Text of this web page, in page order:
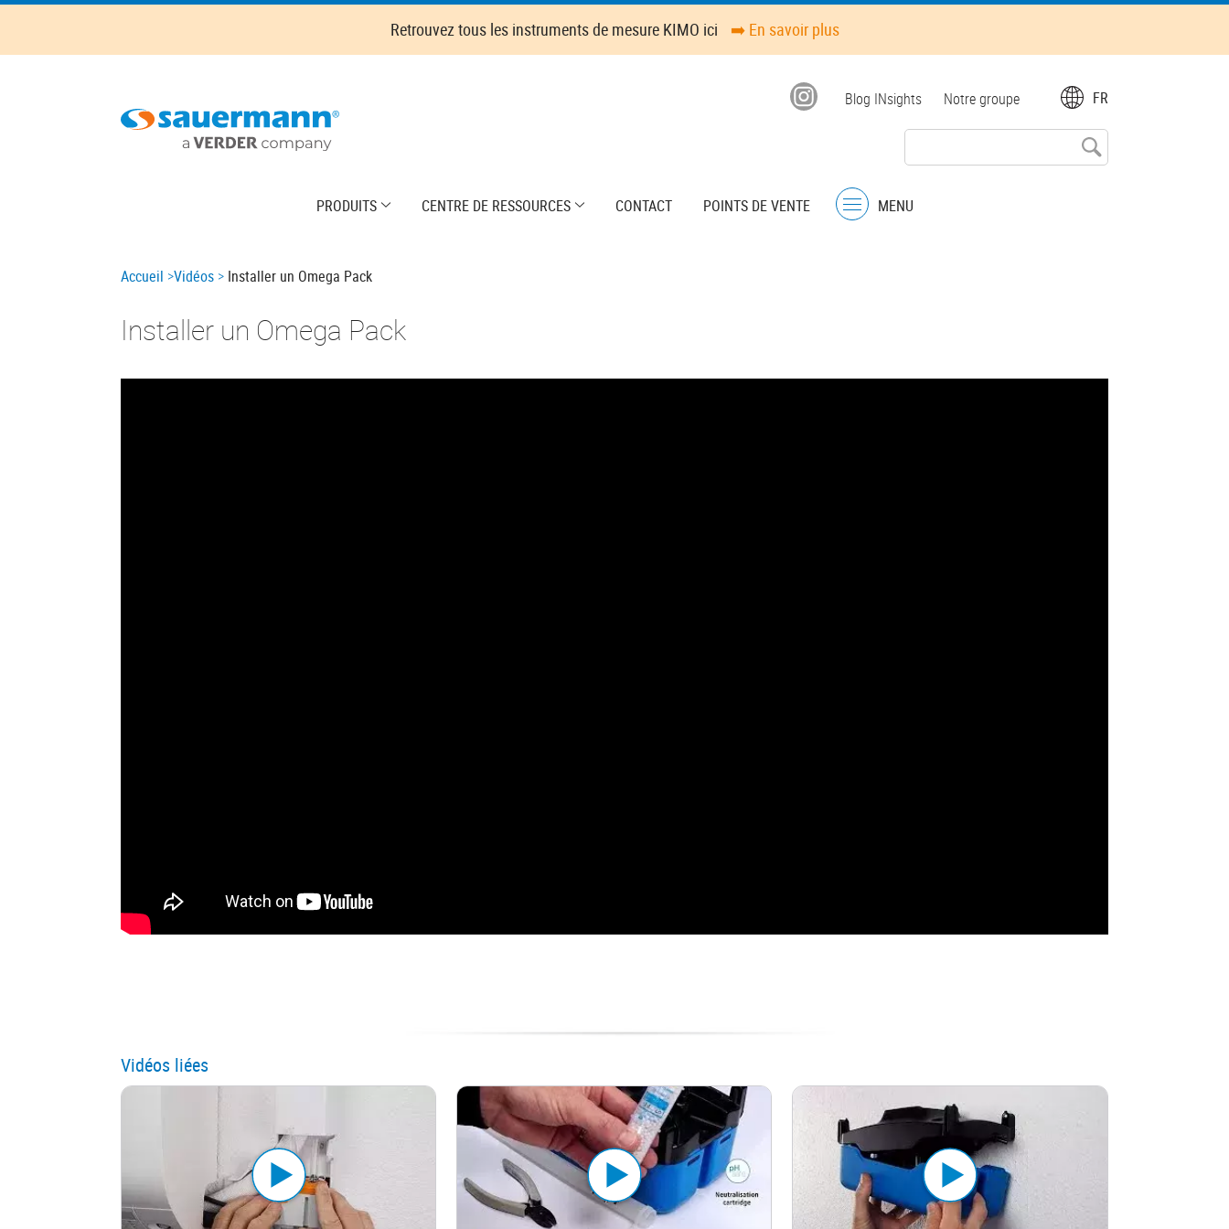
Skip
main
Retrouvez tous les instruments de mesure KIMO ici ➡️ En savoir plus
FR
Top
Blog INsights Notre groupe
PRODUITS CENTRE DE RESSOURCES CONTACT
POINTS DE VENTE
Menu
MENU
Breadcrumb
Accueil Vidéos Installer un Omega Pack
Installer un Omega Pack
Vidéos liées